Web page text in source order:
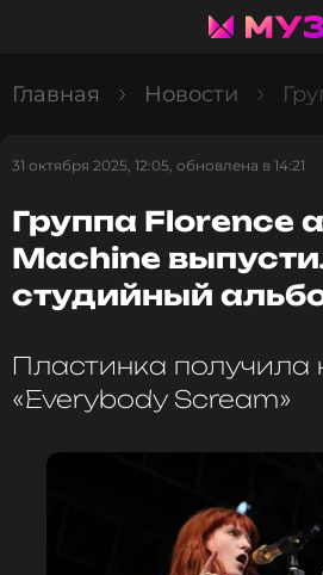
Главная Новости
31 октября 2025, 12:05, обновлена в 14:21
Группа Florence
Machine
студийный
Пластинка получила
«Everybody Scream»